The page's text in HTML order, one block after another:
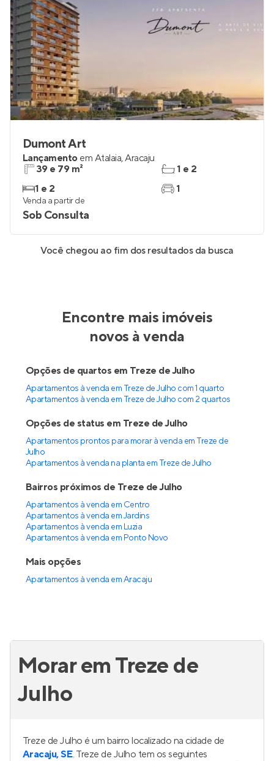
Dumont Art
Lançamento em Atalaia,Aracaju
39 e 79 m²
1 e 2
1 e 2
1
Venda a partir de
Sob Consulta
Você chegou ao fim dos resultados da busca
Encontre mais imóveis
novos à venda
Opções de quartos em Treze de Julho
Apartamentos à venda em Treze de Julho com 1 quarto
Apartamentos à venda em Treze de Julho com 2 quartos
Opções de status em Treze de Julho
Apartamentos prontos para morar à venda em Treze de
Julho
Apartamentos à venda na planta em Treze de Julho
Bairros próximos de Treze de Julho
Apartamentos à venda em Centro
Apartamentos à venda em Jardins
Apartamentos à venda em Luzia
Apartamentos à venda em Ponto Novo
Mais opções
Apartamentos à venda emAracaju
Morar em Treze de
Julho
Treze de Julho é um bairro localizado na cidade de
Aracaju, SE. Treze de Julho tem os seguintes